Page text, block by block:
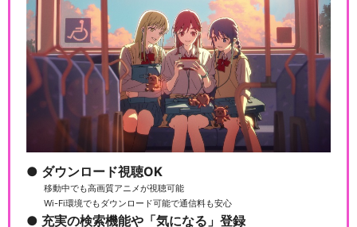
ダウンロード視聴OK
移動中でも高画質アニメが視聴可能
Wi-Fi環境でもダウンロード可能で通信料も安心
充実の検索機能や「気になる」登録